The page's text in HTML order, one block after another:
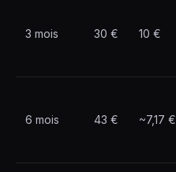
3 mois 30 € 10 €
6 mois 43 € ~7,17 €